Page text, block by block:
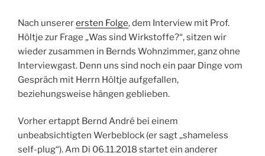
Nach unsererersten Folge, dem Interview mit Prof.
Höltje zur Frage „Was sind Wirkstoffe?“, sitzen wir
wieder zusammen in Bernds Wohnzimmer, ganz ohne
Interviewgast. Denn uns sind noch ein paar Dinge vom
Gespräch mit Herrn Höltje aufgefallen,
beziehungsweise hängen geblieben.
Vorher ertappt Bernd André bei einem
unbeabsichtigten Werbeblock (er sagt „shameless
self-plug“). Am Di 06.11.2018 startet ein anderer